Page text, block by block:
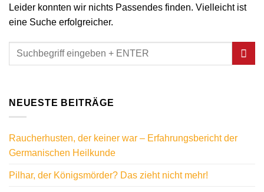
Leider konnten wir nichts Passendes finden. Vielleicht ist
eine Suche erfolgreicher.
NEUESTE BEITRÄGE
Raucherhusten, der keiner war – Erfahrungsbericht der
Germanischen Heilkunde
Pilhar, der Königsmörder? Das zieht nicht mehr!